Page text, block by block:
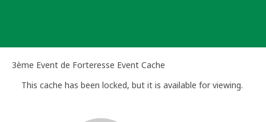
3ème Event de Forteresse Event Cache
This cache has been locked, but it is available for viewing.